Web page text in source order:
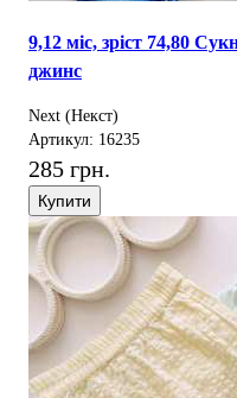
9,12 міс, зріст 74,80
джинс
Next (Некст)
Артикул: 16235
285 грн.
Купити